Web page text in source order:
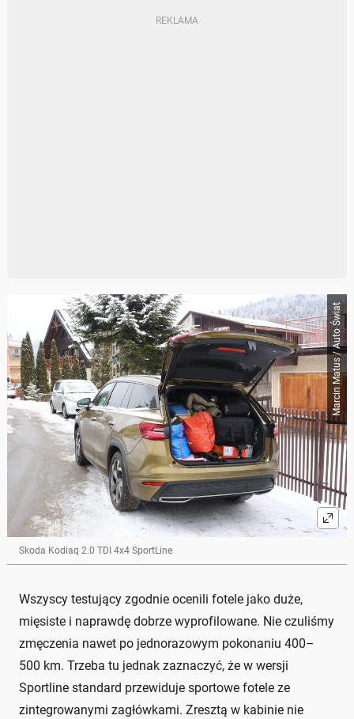
Marcin Matus / Auto Świat
Skoda Kodiaq 2.0 TDI 4x4 SportLine
Wszyscy testujący zgodnie ocenili fotele jako duże,
mięsiste i naprawdę dobrze wyprofilowane. Nie czuliśmy
zmęczenia nawet po jednorazowym pokonaniu 400–
500 km. Trzeba tu jednak zaznaczyć, że w wersji
Sportline standard przewiduje sportowe fotele ze
zintegrowanymi zagłówkami. Zresztą w kabinie nie